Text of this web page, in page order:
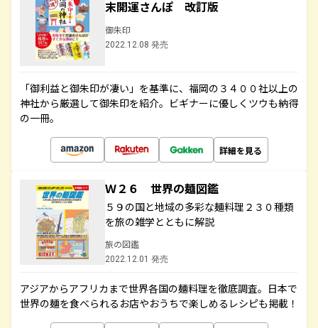
末開運さんぽ 改訂版
御朱印
2022.12.08 発売
「御利益と御朱印が凄い」を基準に、福岡の３４００社以上の
神社から厳選して御朱印を紹介。ビギナーに優しくツウも納得
の一冊。
詳細を見る
Ｗ２６ 世界の麺図鑑
５９の国と地域の多彩な麺料理２３０種類
を旅の雑学とともに解説
旅の図鑑
2022.12.01 発売
アジアからアフリカまで世界各国の麺料理を徹底調査。日本で
世界の麺を食べられるお店やおうちで楽しめるレシピも掲載！